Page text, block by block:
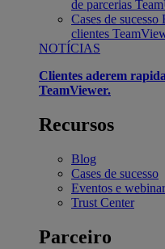
de parcerias
Cases de sucesso
clientes
NOTÍCIAS
Clientes aderem
TeamViewer.
Recursos
Blog
Cases de sucesso
Eventos e
Trust Center
Parceiro